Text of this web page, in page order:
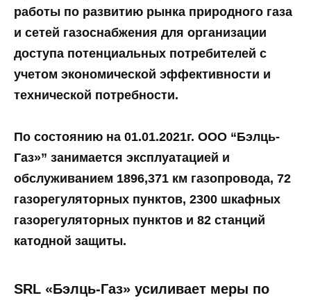
работы по развитию рынка природного газа
и сетей газоснабжения для организации
доступа потенциальных потребителей с
учетом экономической эффективности и
технической потребности.
По состоянию на 01.01.2021г. ООО “Бэлць-
Газ»” занимается эксплуатацией и
обслуживанием 1896,371 км газопровода, 72
газорегуляторных пунктов, 2300 шкафных
газорегуляторных пунктов и 82 станций
катодной защиты.
SRL «Бэлць-Газ» усиливает меры по